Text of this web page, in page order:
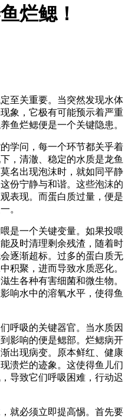
烂鳃！
至关重要。当突然发现水体
象，它极有可能预示着严重
鱼烂鳃便是一个关键隐患。
学问，每一个环节都关乎着
，清澈、稳定的水质是龙鱼
名出现泡沫时，就如同平静
份宁静与和谐。这些泡沫的
表现。而蛋白质过量，便是
。
是一个关键变量。如果投喂
及时清理剩余残渣，随着时
逐渐超标。过多的蛋白质无
积聚，进而导致水质恶化。
生各种有害细菌和微生物。
响水中的溶氧水平，使得鱼
呼吸的关键器官。当水质因
影响的便是鳃部。烂鳃病开
出现病变。原本鲜红、健康
溃烂的迹象。这使得鱼儿们
导致它们呼吸困难，行动迟
就必须立即提高惕。首先要